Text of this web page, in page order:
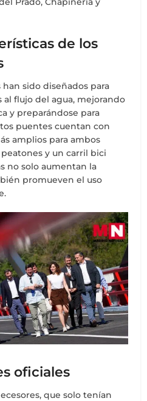
de los
sido diseñados para
flujo del agua, mejorando
y preparándose para
puentes cuentan con
amplios para ambos
y un carril bici
no solo aumentan la
promueven el uso
oficiales
que solo tenían